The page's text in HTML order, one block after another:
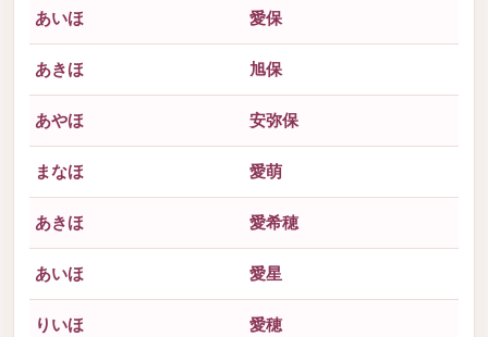
あいほ 愛保
あきほ 旭保
あやほ 安弥保
まなほ 愛萌
あきほ 愛希穂
あいほ 愛星
りいほ 愛穂